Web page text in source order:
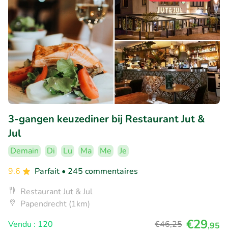
3-gangen keuzediner bij Restaurant Jut &
Jul
Demain Di Lu Ma Me
Je
9.6
Parfait • 245 commentaires
Restaurant Jut & Jul
Papendrecht (1km)
Vendu : 120
€46,25 €29,95